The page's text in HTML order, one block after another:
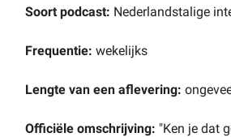
Soort podcast: Nederlandstalige
Frequentie: wekelijks
Lengte van een aflevering:
Officiële omschrijving: "Ken je dat